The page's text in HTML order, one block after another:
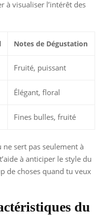
à visualiser l’intérêt des
Notes de Dégustation
Fruité, puissant
Élégant, floral
Fines bulles, fruité
ne sert pas seulement à
à anticiper le style du
de choses quand tu veux
du